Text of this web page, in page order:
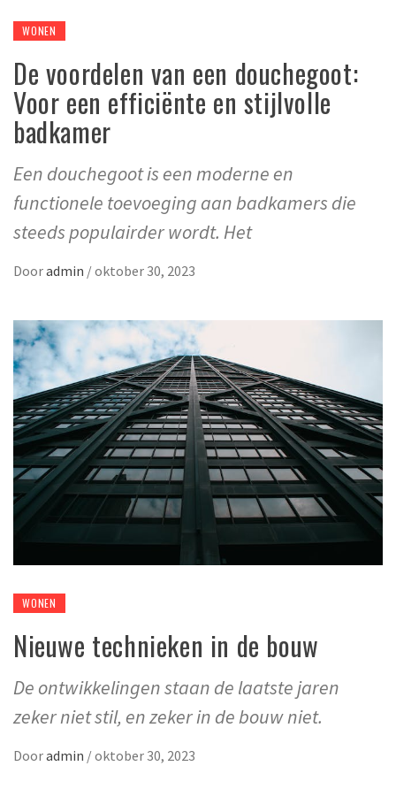
WONEN
De voordelen van een douchegoot:
Voor een efficiënte en stijlvolle
badkamer
Een douchegoot is een moderne en
functionele toevoeging aan badkamers die
steeds populairder wordt. Het
Dooradmin /oktober 30, 2023
WONEN
Nieuwe technieken in de bouw
De ontwikkelingen staan de laatste jaren
zeker niet stil, en zeker in de bouw niet.
Dooradmin /oktober 30, 2023